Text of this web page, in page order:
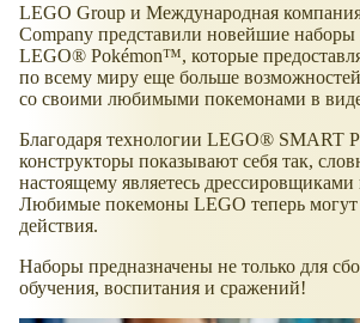
LEGO Group и Международная
Company представили новейшие наборы
LEGO® Pokémon™, которые
по всему миру еще больше
со своими любимыми покемонами в
Благодаря технологии LEGO® SMART
конструкторы показывают себя так,
настоящему являетесь
Любимые покемоны LEGO теперь могут
действия.
Наборы предназначены не только для
обучения, воспитания и сражений!